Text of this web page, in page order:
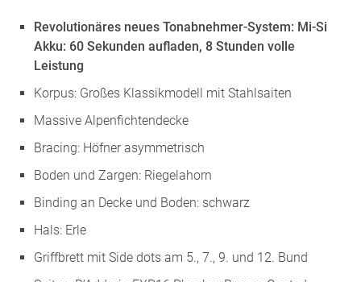
Revolutionäres neues Tonabnehmer-System: Mi-Si
Akku: 60 Sekunden aufladen, 8 Stunden volle
Leistung
Korpus: Großes Klassikmodell mit Stahlsaiten
Massive Alpenfichtendecke
Bracing: Höfner asymmetrisch
Boden und Zargen: Riegelahorn
Binding an Decke und Boden: schwarz
Hals: Erle
Griffbrett mit Side dots am 5., 7., 9. und 12. Bund